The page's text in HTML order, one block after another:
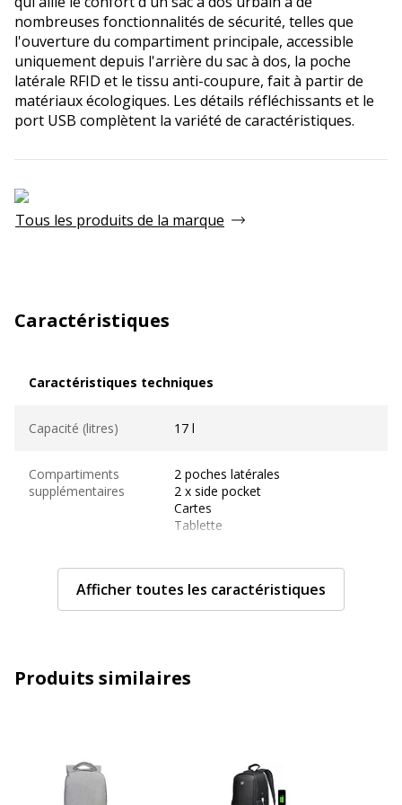
nombreuses fonctionnalités de sécurité, telles que
l'ouverture du compartiment principale, accessible
uniquement depuis l'arrière du sac à dos, la poche
latérale RFID et le tissu anti-coupure, fait à partir de
matériaux écologiques. Les détails réfléchissants et le
port USB complètent la variété de caractéristiques.
Tous les produits de la marque
Caractéristiques
Caractéristiques techniques
Capacité (litres) 17 l
Compartiments
supplémentaires
2 poches latérales
2 x side pocket
Cartes
Tablette
Sangle de transport
Bretelles réglables, Poignées de
transport supérieures
Caractéristiques générales
Caractéristiques générales
Couleur
Afficher toutes les caractéristiques
Produits similaires